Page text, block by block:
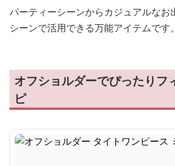
パーティーシーンからカジュアルなお
シーンで活用できる万能アイテムです。
オフショルダーでぴったりフ
ピ